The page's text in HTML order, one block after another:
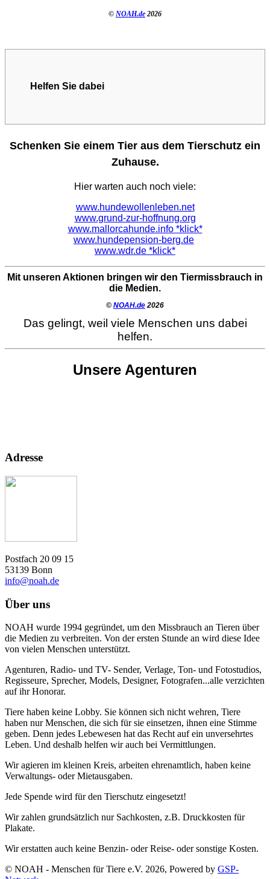
© NOAH.de 2026
Helfen Sie dabei
Schenken Sie einem Tier aus dem Tierschutz ein
Zuhause.
Hier warten auch noch viele:
www.hundewollenleben.net
www.grund-zur-hoffnung.org
www.mallorcahunde.info *klick*
www.hundepension-berg.de
www.wdr.de *klick*
Mit unseren Aktionen bringen wir den Tiermissbrauch in
die Medien.
© NOAH.de 2026
Das gelingt, weil viele Menschen uns dabei
helfen.
Unsere Agenturen
Adresse
Postfach 20 09 15
53139 Bonn
info@noah.de
Über uns
NOAH wurde 1994 gegründet, um den Missbrauch an Tieren über
die Medien zu verbreiten. Von der ersten Stunde an wird diese Idee
von vielen Menschen unterstützt.
Agenturen, Radio- und TV- Sender, Verlage, Ton- und Fotostudios,
Regisseure, Sprecher, Models, Designer, Fotografen...alle verzichten
auf ihr Honorar.
Tiere haben keine Lobby. Sie können sich nicht wehren, Tiere
haben nur Menschen, die sich für sie einsetzen, ihnen eine Stimme
geben. Denn jedes Lebewesen hat das Recht auf ein unversehrtes
Leben. Und deshalb helfen wir auch bei Vermittlungen.
Wir agieren im kleinen Kreis, arbeiten ehrenamtlich, haben keine
Verwaltungs- oder Mietausgaben.
Jede Spende wird für den Tierschutz eingesetzt!
Wir zahlen grundsätzlich nur Sachkosten, z.B. Druckkosten für
Plakate.
Wir erstatten auch keine Benzin- oder Reise- oder sonstige Kosten.
© NOAH - Menschen für Tiere e.V. 2026, Powered by GSP-